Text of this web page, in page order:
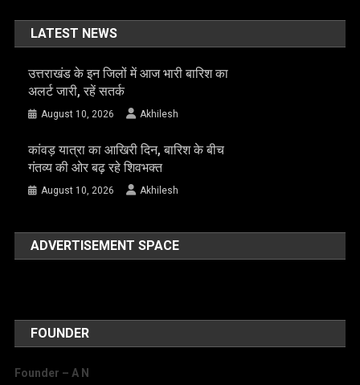
LATEST NEWS
उत्तराखंड के इन जिलों में आज भारी बारिश का
अलर्ट जारी, रहें सतर्क
August 10, 2026 Akhilesh
कांवड़ यात्रा का आखिरी दिन, बारिश के बीच
गंतव्य की ओर बढ़ रहे शिवभक्त
August 10, 2026 Akhilesh
ADVERTISEMENT SPACE
FOUNDER
Founder – A N